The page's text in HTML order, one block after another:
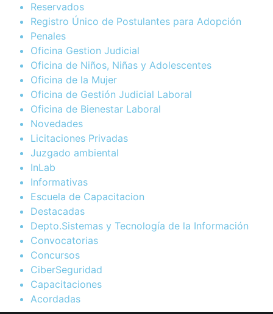
Reservados
Registro Único de Postulantes para Adopción
Penales
Oficina Gestion Judicial
Oficina de Niños, Niñas y Adolescentes
Oficina de la Mujer
Oficina de Gestión Judicial Laboral
Oficina de Bienestar Laboral
Novedades
Licitaciones Privadas
Juzgado ambiental
InLab
Informativas
Escuela de Capacitacion
Destacadas
Depto.Sistemas y Tecnología de la Información
Convocatorias
Concursos
CiberSeguridad
Capacitaciones
Acordadas